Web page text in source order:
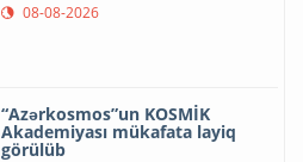
08-08-2026
“Azərkosmos”un KOSMİK
Akademiyası mükafata layiq
görülüb